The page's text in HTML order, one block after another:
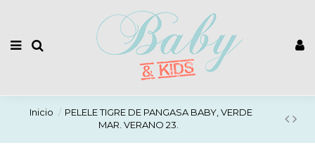
Inicio
PELELE TIGRE DE PANGASA BABY, VERDE
MAR. VERANO 23.